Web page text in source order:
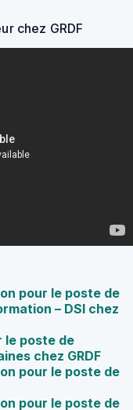
chez GRDF
pour le poste de
– DSI chez
le poste de
chez GRDF
pour le poste de
pour le poste de